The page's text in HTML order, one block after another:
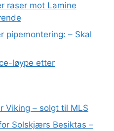
raser mot Lamine
pipemontering: – Skal
løype etter
Viking – solgt til MLS
Solskjærs Besiktas –